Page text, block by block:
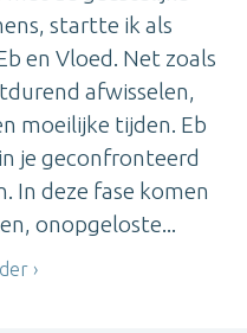
startte ik als
en Vloed. Net zoals
afwisselen,
moeilijke tijden. Eb
je geconfronteerd
In deze fase komen
onopgeloste...